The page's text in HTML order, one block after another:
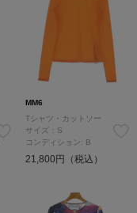
MM6
Tシャツ・カットソー
サイズ：S
コンディション: B
21,800円（税込）